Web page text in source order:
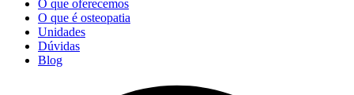
O que oferecemos
O que é osteopatia
Unidades
Dúvidas
Blog